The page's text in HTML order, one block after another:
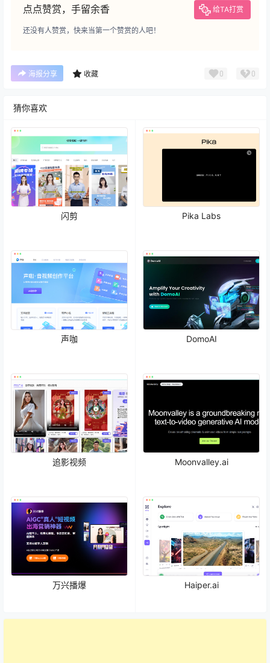
点点赞赏，手留余香 给TA打赏
还没有人赞赏，快来当第一个赞赏的人吧！
海报分享 收藏 0 0
猜你喜欢
闪剪 Pika Labs
声咖 DomoAI
追影视频 Moonvalley.ai
万兴播爆 Haiper.ai